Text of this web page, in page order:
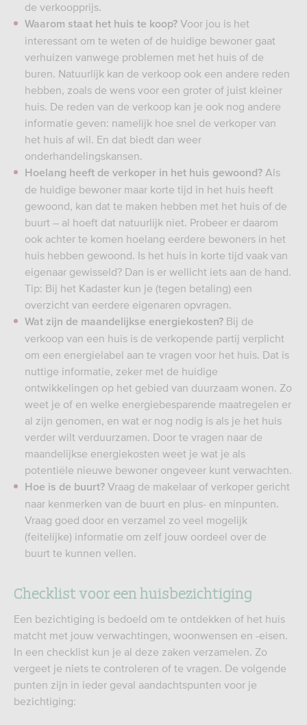
de verkoopprijs.
Waarom staat het huis te koop? Voor jou is het
interessant om te weten of de huidige bewoner gaat
verhuizen vanwege problemen met het huis of de
buren. Natuurlijk kan de verkoop ook een andere reden
hebben, zoals de wens voor een groter of juist kleiner
huis. De reden van de verkoop kan je ook nog andere
informatie geven: namelijk hoe snel de verkoper van
het huis af wil. En dat biedt dan weer
onderhandelingskansen.
Hoelang heeft de verkoper in het huis gewoond? Als
de huidige bewoner maar korte tijd in het huis heeft
gewoond, kan dat te maken hebben met het huis of de
buurt – al hoeft dat natuurlijk niet. Probeer er daarom
ook achter te komen hoelang eerdere bewoners in het
huis hebben gewoond. Is het huis in korte tijd vaak van
eigenaar gewisseld? Dan is er wellicht iets aan de hand.
Tip: Bij het Kadaster kun je (tegen betaling) een
overzicht van eerdere eigenaren opvragen.
Wat zijn de maandelijkse energiekosten? Bij de
verkoop van een huis is de verkopende partij verplicht
om een energielabel aan te vragen voor het huis. Dat is
nuttige informatie, zeker met de huidige
ontwikkelingen op het gebied van duurzaam wonen. Zo
weet je of en welke energiebesparende maatregelen er
al zijn genomen, en wat er nog nodig is als je het huis
verder wilt verduurzamen. Door te vragen naar de
maandelijkse energiekosten weet je wat je als
potentiële nieuwe bewoner ongeveer kunt verwachten.
Hoe is de buurt? Vraag de makelaar of verkoper gericht
naar kenmerken van de buurt en plus- en minpunten.
Vraag goed door en verzamel zo veel mogelijk
(feitelijke) informatie om zelf jouw oordeel over de
buurt te kunnen vellen.
Checklist voor een huisbezichtiging
Een bezichtiging is bedoeld om te ontdekken of het huis
matcht met jouw verwachtingen, woonwensen en -eisen.
In een checklist kun je al deze zaken verzamelen. Zo
vergeet je niets te controleren of te vragen. De volgende
punten zijn in ieder geval aandachtspunten voor je
bezichtiging: